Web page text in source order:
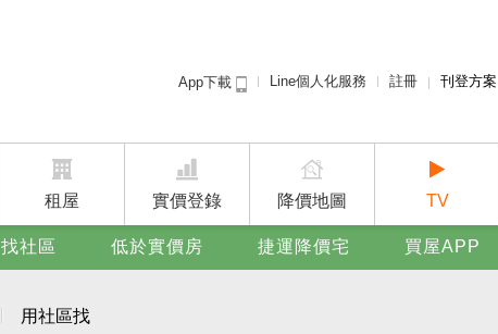
App下載 Line個人化服務 註冊 刊登方案
賣屋刊登
廣告刊登
租屋 實價登錄 降價地圖 TV
找社區 低於實價房 捷運降價宅 買屋APP
用社區找